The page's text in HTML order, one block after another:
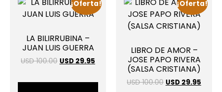
¡Oferta!
LA BILIRRUBINA –
JUAN LUIS GUERRA
USD 100.00 USD 29.95
¡Oferta!
LIBRO DE AMOR –
JOSE PAPO RIVERA
(SALSA CRISTIANA)
USD 100.00 USD 29.95